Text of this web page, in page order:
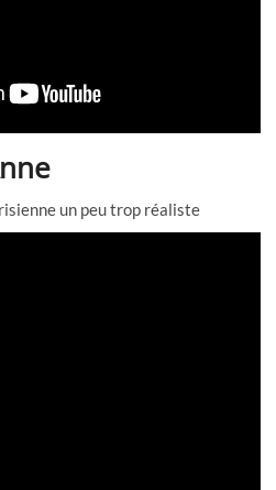
un peu trop réaliste